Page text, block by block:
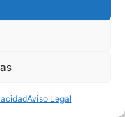
Aviso Legal
factor humano de la